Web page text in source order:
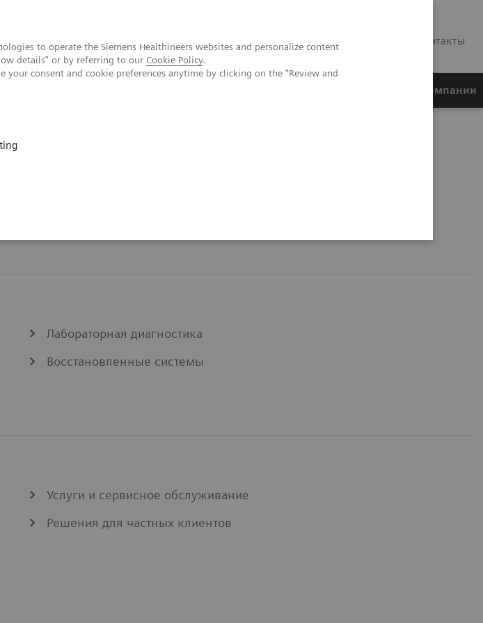
to operate the Siemens Healthineers websites and personalize content
details" or by referring to our Cookie Policy.
consent and cookie preferences anytime by clicking on the "Review and
Контакты
О компании
Лабораторная диагностика
Восстановленные системы
Услуги и сервисное обслуживание
Решения для частных клиентов